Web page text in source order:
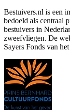
Bestuivers.nl is een
bedoeld als centraal
bestuivers in
zweefvliegen. De
Sayers Fonds van